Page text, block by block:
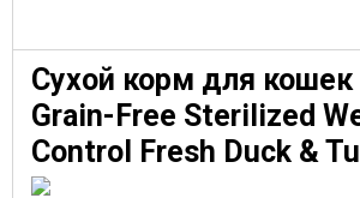
Сухой корм для кошек
Grain-Free Sterilized
Control Fresh Duck &